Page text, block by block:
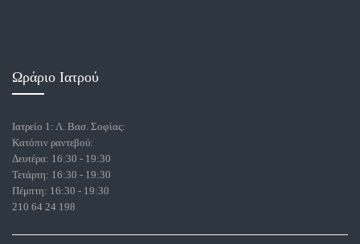
Ωράριο Ιατρού
Ιατρείο 1: Λ. Βασ. Σοφίας:
Κατόπιν ραντεβού:
Δευτέρα: 16:30 - 19:30
Τετάρτη: 16:30 - 19:30
Πέμπτη: 16:30 - 19:30
210 64 24 198